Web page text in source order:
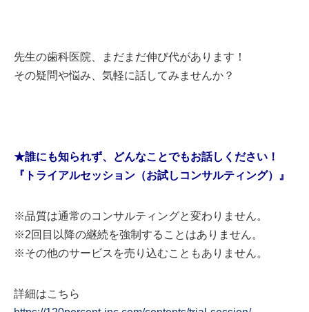
先生の歯科医院、まだまだ伸び代があります！
その疑問や悩み、気軽に話してみませんか？
★誰にも知られず、どんなことでもお話しください！
『トライアルセッション（お試しコンサルティング）』
※品質は通常のコンサルティングと変わりません。
※2回目以降の継続を強制することはありません。
※その他のサービスを売り込むこともありません。
詳細はこちら